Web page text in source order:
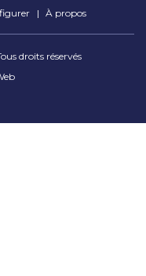
droits réservés
À propos